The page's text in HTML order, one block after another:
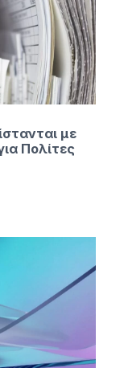
με
Πολίτες